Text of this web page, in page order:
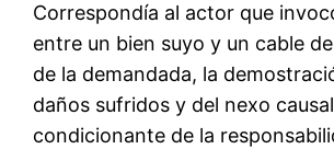
Correspondía al actor que
entre un bien suyo y un cable
de la demandada, la
daños sufridos y del nexo causal
condicionante de la